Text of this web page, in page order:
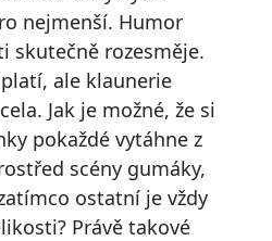
nejmenší. Humor
skutečně rozesměje.
ale klaunerie
Jak je možné, že si
pokaždé vytáhne z
scény gumáky,
ostatní je vždy
Právě takové